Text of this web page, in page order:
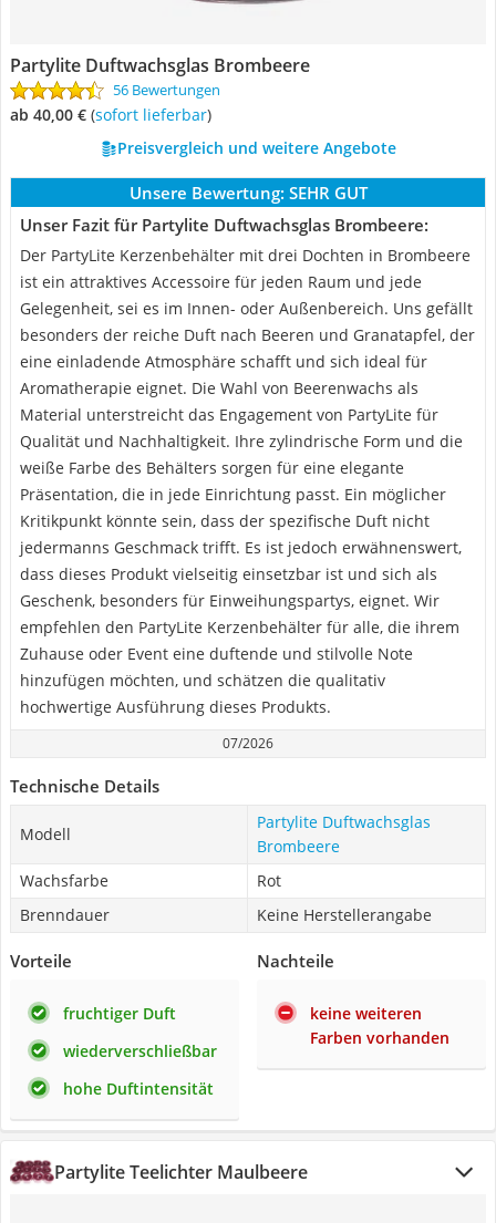
Partylite Duftwachsglas Brombeere
56 Bewertungen
ab 40,00 € ( Sofort lieferbar)
Preisvergleich und weitere Angebote
Unsere Bewertung: SEHR GUT
Unser Fazit für Partylite Duftwachsglas Brombeere:
Der PartyLite Kerzenbehälter mit drei Dochten in Brombeere
ist ein attraktives Accessoire für jeden Raum und jede
Gelegenheit, sei es im Innen- oder Außenbereich. Uns gefällt
besonders der reiche Duft nach Beeren und Granatapfel, der
eine einladende Atmosphäre schafft und sich ideal für
Aromatherapie eignet. Die Wahl von Beerenwachs als
Material unterstreicht das Engagement von PartyLite für
Qualität und Nachhaltigkeit. Ihre zylindrische Form und die
weiße Farbe des Behälters sorgen für eine elegante
Präsentation, die in jede Einrichtung passt. Ein möglicher
Kritikpunkt könnte sein, dass der spezifische Duft nicht
jedermanns Geschmack trifft. Es ist jedoch erwähnenswert,
dass dieses Produkt vielseitig einsetzbar ist und sich als
Geschenk, besonders für Einweihungspartys, eignet. Wir
empfehlen den PartyLite Kerzenbehälter für alle, die ihrem
Zuhause oder Event eine duftende und stilvolle Note
hinzufügen möchten, und schätzen die qualitativ
hochwertige Ausführung dieses Produkts.
07/2026
Technische Details
Modell
Partylite Duftwachsglas
Brombeere
Wachsfarbe
Rot
Brenndauer
Keine Herstellerangabe
Vorteile
fruchtiger Duft
wiederverschließbar
hohe Duftintensität
Nachteile
keine weiteren
Farben vorhanden
Partylite Teelichter Maulbeere